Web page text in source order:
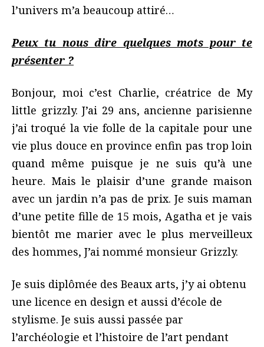
l’univers m’a beaucoup attiré…
Peux tu nous dire quelques mots pour te
présenter ?
Bonjour, moi c’est Charlie, créatrice de My
little grizzly. J’ai 29 ans, ancienne parisienne
j’ai troqué la vie folle de la capitale pour une
vie plus douce en province enfin pas trop loin
quand même puisque je ne suis qu’à une
heure. Mais le plaisir d’une grande maison
avec un jardin n’a pas de prix. Je suis maman
d’une petite fille de 15 mois, Agatha et je vais
bientôt me marier avec le plus merveilleux
des hommes, J’ai nommé monsieur Grizzly.
Je suis diplômée des Beaux arts, j’y ai obtenu
une licence en design et aussi d’école de
stylisme. Je suis aussi passée par
l’archéologie et l’histoire de l’art pendant